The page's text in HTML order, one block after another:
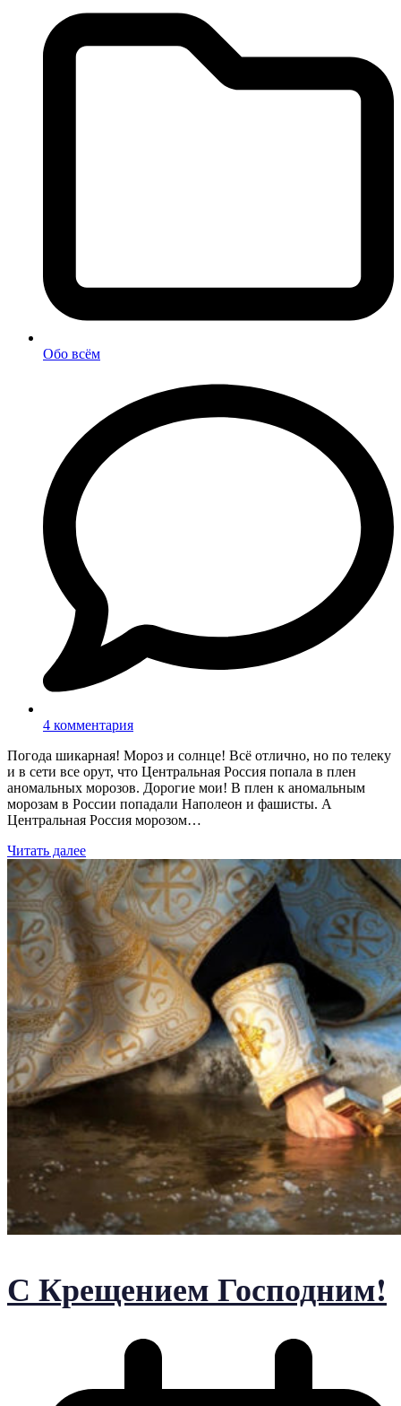
Обо всём
4 комментария
Погода шикарная! Мороз и солнце! Всё отлично, но по телеку
и в сети все орут, что Центральная Россия попала в плен
аномальных морозов. Дорогие мои! В плен к аномальным
морозам в России попадали Наполеон и фашисты. А
Центральная Россия морозом…
Читать далее
С Крещением Господним!